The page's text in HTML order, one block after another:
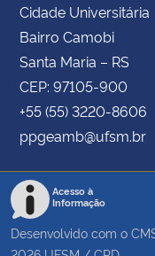
Cidade Universitária
Bairro Camobi
Santa Maria – RS
CEP: 97105-900
+55 (55) 3220-8606
ppgeamb@ufsm.br
Acesso à
Informação
Desenvolvido com o